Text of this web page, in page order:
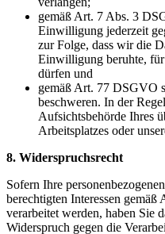
gemäß Art. 7 Abs. 3
Einwilligung jederzeit
zur Folge, dass wir die
Einwilligung beruhte,
dürfen und
gemäß Art. 77 DSGVO
beschweren. In der
Aufsichtsbehörde Ihres
Arbeitsplatzes oder
8. Widerspruchsrecht
Sofern Ihre
berechtigten Interessen
verarbeitet werden, haben Sie
Widerspruch gegen die